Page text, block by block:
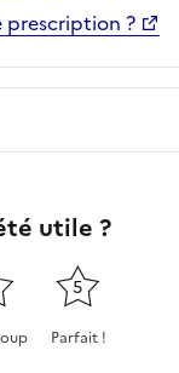
prescription ?
utile ?
5
Parfait !